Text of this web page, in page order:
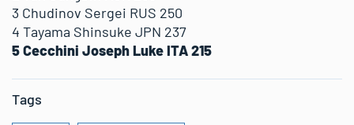
3 Chudinov Sergei RUS 250
4 Tayama Shinsuke JPN 237
5 Cecchini Joseph Luke ITA 215
Tags